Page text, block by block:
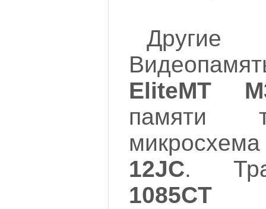
EliteMT
памяти
12JC.
1085CT